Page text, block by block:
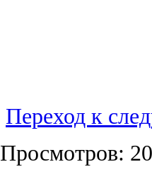
Переход к
Просмотров: